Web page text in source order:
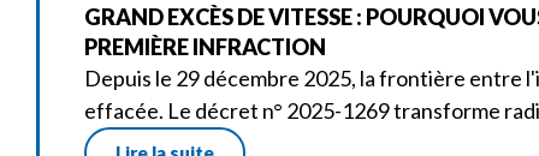
GRAND EXCÈS DE VITESSE : POURQUOI
PREMIÈRE INFRACTION
Depuis le 29 décembre 2025, la frontière entre
effacée. Le décret n° 2025-1269 transforme